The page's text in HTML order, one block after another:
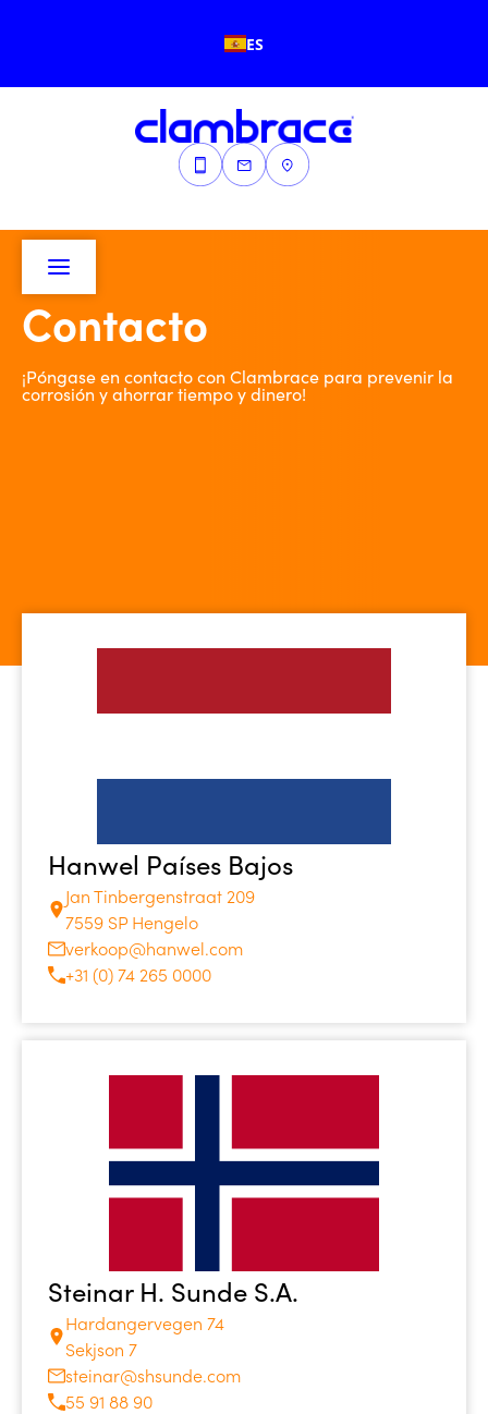
ES
Contacto
¡Póngase en contacto con Clambrace para prevenir la
corrosión y ahorrar tiempo y dinero!
Hanwel Países Bajos
Jan Tinbergenstraat 209
7559 SP Hengelo
verkoop@hanwel.com
+31 (0) 74 265 0000
Steinar H. Sunde S.A.
Hardangervegen 74
Sekjson 7
steinar@shsunde.com
55 91 88 90